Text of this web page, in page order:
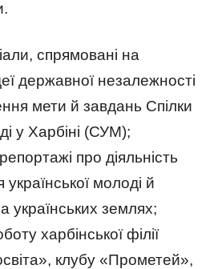
спрямовані на
державної незалежності
мети й завдань Спілки
у Харбіні (СУМ);
про діяльність
української молоді й
українських землях;
харбінської філії
клубу «Прометей»,